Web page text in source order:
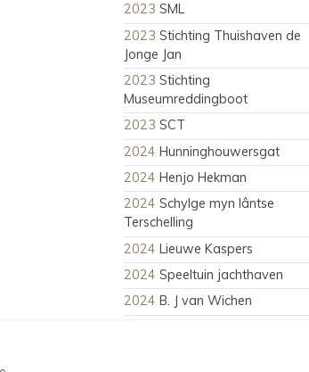
2023 SML
2023 Stichting Thuishaven de
Jonge Jan
2023 Stichting
Museumreddingboot
2023 SCT
2024 Hunninghouwersgat
2024 Henjo Hekman
2024 Schylge myn lântse
Terschelling
2024 Lieuwe Kaspers
2024 Speeltuin jachthaven
2024 B. J van Wichen